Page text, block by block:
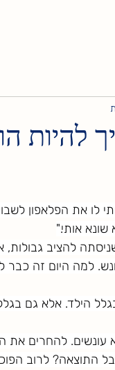
להיות
לו את הפלאפון
אותי."
להציב
למה היום זה כבר
הילד. אלא גם
עונשים. להחרים את
התוצאה? לרוב